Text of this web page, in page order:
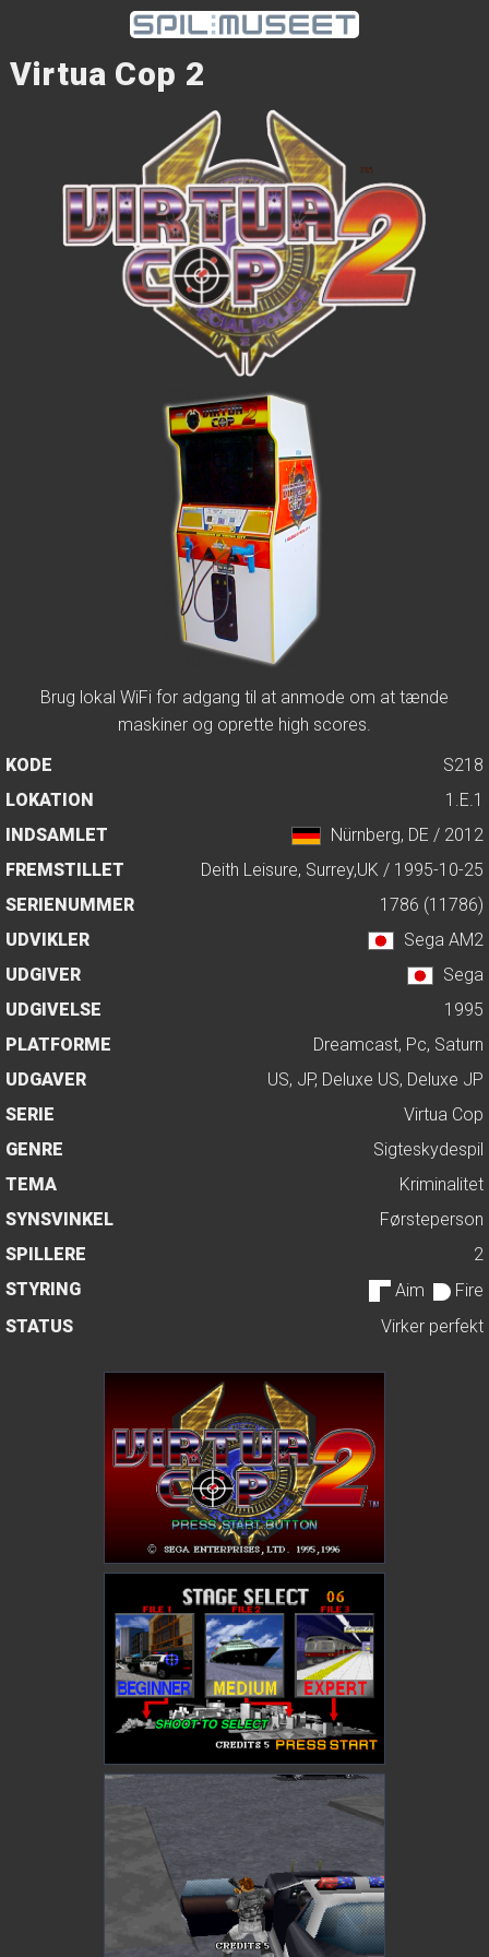
Virtua Cop 2
Brug lokal WiFi for adgang til at anmode om at tænde
maskiner og oprette high scores.
KODE
S218
LOKATION
1.E.1
INDSAMLET
Nürnberg, DE / 2012
FREMSTILLET
Deith Leisure, Surrey,UK / 1995-10-25
SERIENUMMER
1786 (11786)
UDVIKLER
Sega AM2
UDGIVER
Sega
UDGIVELSE
1995
PLATFORME
Dreamcast, Pc, Saturn
UDGAVER
US, JP, Deluxe US, Deluxe JP
SERIE
Virtua Cop
GENRE
Sigteskydespil
TEMA
Kriminalitet
SYNSVINKEL
Førsteperson
SPILLERE
2
STYRING
Aim
Fire
STATUS
Virker perfekt